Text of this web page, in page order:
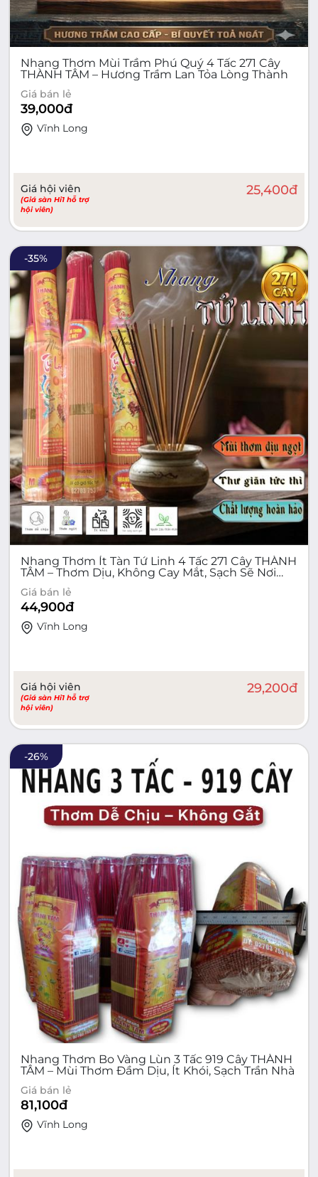
Nhang Thơm Mùi Trầm Phú Quý 4 Tấc 271 Cây
THÀNH TÂM – Hương Trầm Lan Tỏa Lòng Thành
Giá bán lẻ
39,000đ
Vĩnh Long
Giá hội viên
(Giá sàn Hi1 hỗ trợ
hội viên)
25,400đ
-35%
Nhang Thơm Ít Tàn Tứ Linh 4 Tấc 271 Cây THÀNH
TÂM – Thơm Dịu, Không Cay Mắt, Sạch Sẽ Nơi
Giá bán lẻ
44,900đ
Vĩnh Long
Giá hội viên
(Giá sàn Hi1 hỗ trợ
hội viên)
29,200đ
-26%
Nhang Thơm Bo Vàng Lùn 3 Tấc 919 Cây THÀNH
TÂM – Mùi Thơm Đầm Dịu, Ít Khói, Sạch Trần Nhà
Giá bán lẻ
81,100đ
Vĩnh Long